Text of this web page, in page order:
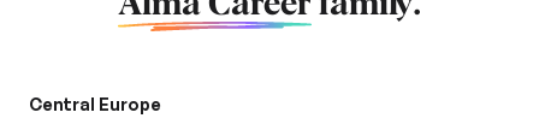
Central Europe